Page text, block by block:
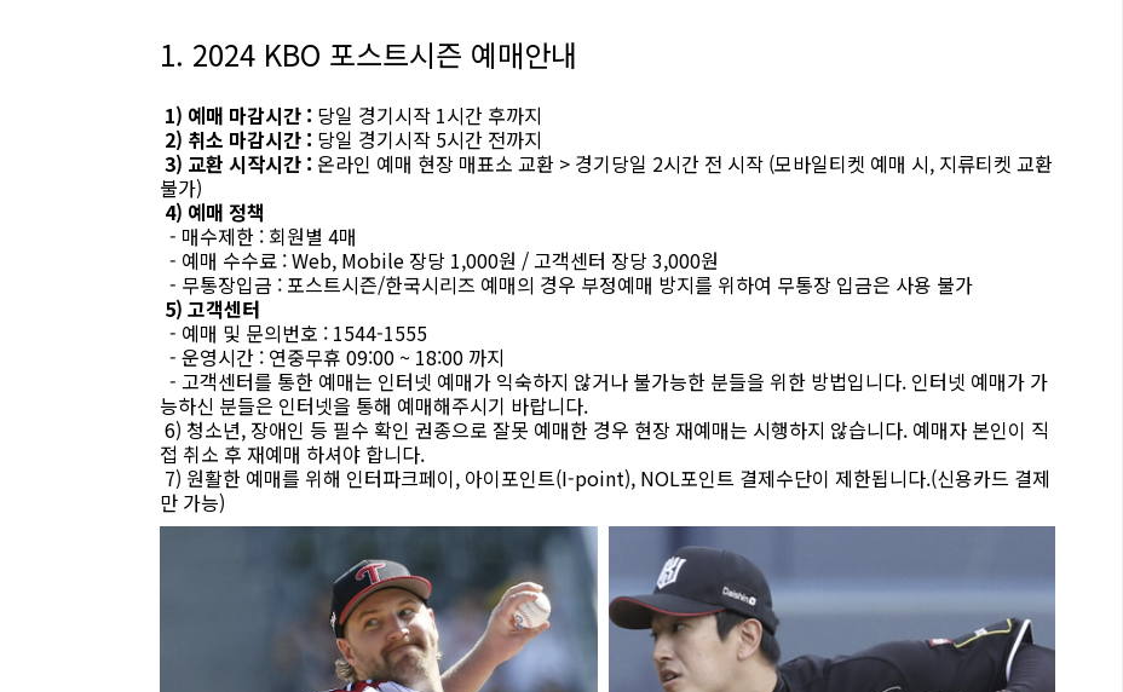
1. 2024 KBO 포스트시즌 예매안내
1) 예매 마감시간 : 당일 경기시작 1시간 후까지
2) 취소 마감시간 : 당일 경기시작 5시간 전까지
3) 교환 시작시간 : 온라인 예매 현장 매표소 교환 > 경기당일 2시간 전 시작 (모바일티켓 예매 시, 지류티켓 교환
불가)
4) 예매 정책
- 매수제한 : 회원별 4매
- 예매 수수료 : Web, Mobile 장당 1,000원 / 고객센터 장당 3,000원
- 무통장입금 : 포스트시즌/한국시리즈 예매의 경우 부정예매 방지를 위하여 무통장 입금은 사용 불가
5) 고객센터
- 예매 및 문의번호 : 1544-1555
- 운영시간 : 연중무휴 09:00 ~ 18:00 까지
- 고객센터를 통한 예매는 인터넷 예매가 익숙하지 않거나 불가능한 분들을 위한 방법입니다. 인터넷 예매가 가
능하신 분들은 인터넷을 통해 예매해주시기 바랍니다.
6) 청소년, 장애인 등 필수 확인 권종으로 잘못 예매한 경우 현장 재예매는 시행하지 않습니다. 예매자 본인이 직
접 취소 후 재예매 하셔야 합니다.
7) 원활한 예매를 위해 인터파크페이, 아이포인트(I-point), NOL포인트 결제수단이 제한됩니다.(신용카드 결제
만 가능)